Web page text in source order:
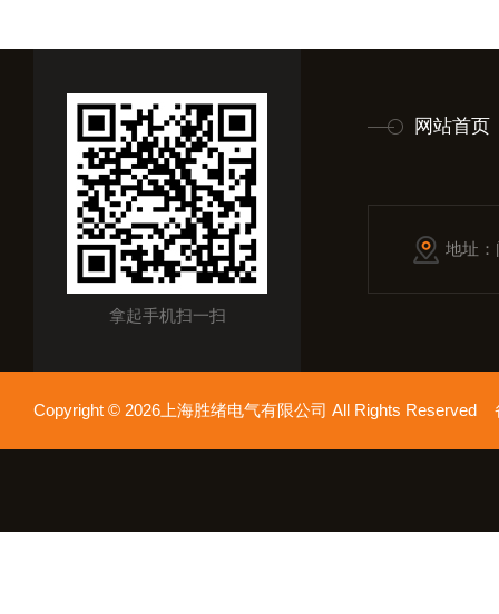
拿起手机扫一扫
网站首页
地址
Copyright © 2026上海胜绪电气有限公司 All Rights Reserved